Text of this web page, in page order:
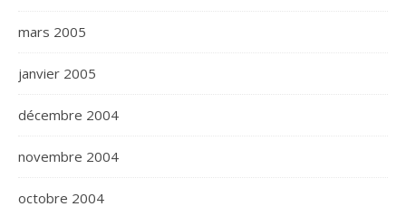
mars 2005
janvier 2005
décembre 2004
novembre 2004
octobre 2004